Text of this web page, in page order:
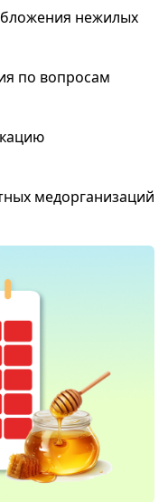
нежилых
по вопросам
медорганизаций